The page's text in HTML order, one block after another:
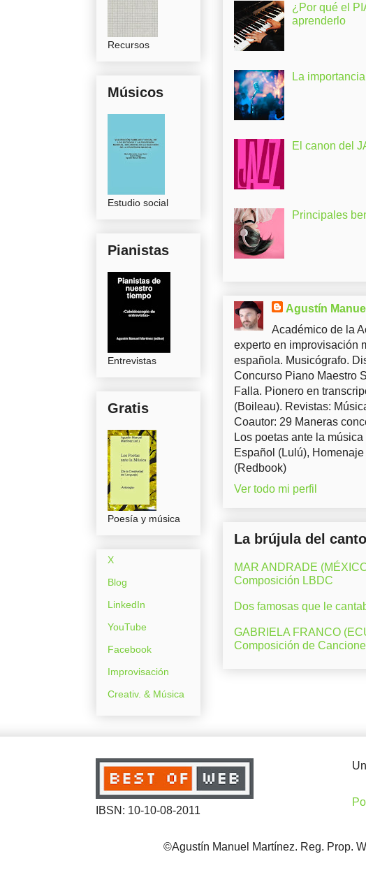
¿Por qué el
aprenderlo
La
El canon del
Principales
Agustín
Académico de la
experto en improvisación
española. Musicógrafo.
Concurso Piano Maestro
Falla. Pionero en
(Boileau). Revistas:
Coautor: 29 Maneras
Los poetas ante la
Español (Lulú),
(Redbook)
Ver todo mi perfil
La brújula del canto
MAR ANDRADE
Composición LBDC
Dos famosas que le
GABRIELA FRANCO
Composición de
Recursos
Músicos
Estudio social
Pianistas
Entrevistas
Gratis
Poesía y música
X
Blog
LinkedIn
YouTube
Facebook
Improvisación
Creativ. & Música
IBSN: 10-10-08-2011
©Agustín Manuel Martínez. Reg. Prop.